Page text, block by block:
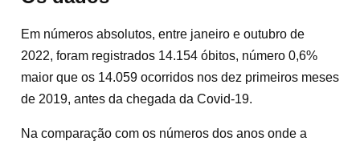
Em números absolutos, entre janeiro e outubro de
2022, foram registrados 14.154 óbitos, número 0,6%
maior que os 14.059 ocorridos nos dez primeiros meses
de 2019, antes da chegada da Covid-19.
Na comparação com os números dos anos onde a